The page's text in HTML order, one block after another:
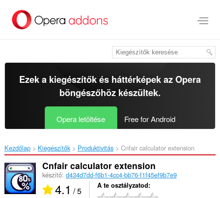
Ezek a kiegészítők és háttérképek azOpera
böngészőhözkészültek.
Opera letöltése Free for Android
Kezdőlap Kiegészítők Produktivitás Cnfair calculator extension‎
Cnfair calculator extension
készítő: d434d7dd-f6b1-4cc4-bb76-f1f45ef9b7e9
4.1 / 5 A te osztályzatod